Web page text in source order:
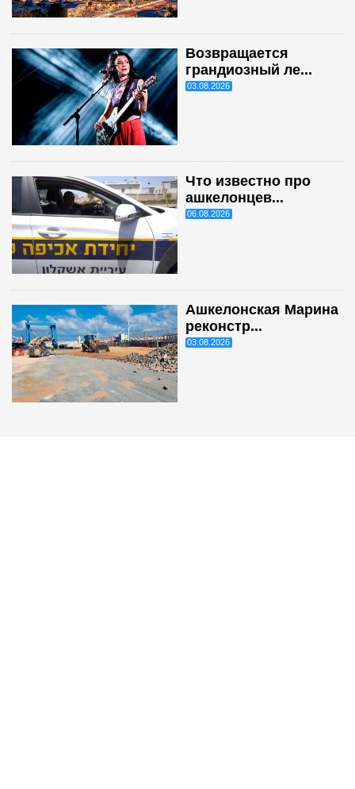
Возвращается
грандиозный ле...
03.08.2026
Что известно про
ашкелонцев...
06.08.2026
Ашкелонская Марина
реконстр...
03.08.2026